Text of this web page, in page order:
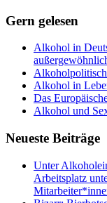
Gern gelesen
Alkohol in
Alkohol in
Das
Alkohol und
Neueste Beiträge
Unter
Arbeitsplatz